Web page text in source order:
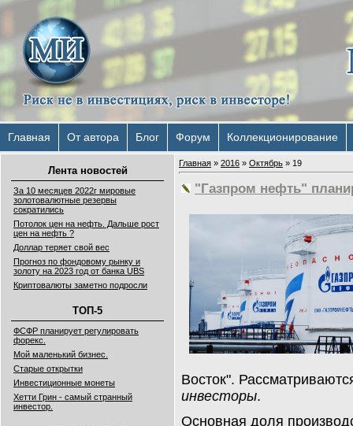
Главная От автора Блог Форум Коллекционирование
Лента новостей
За 10 месяцев 2022г мировые
золотовалютные резервы
сократились
Потолок цен на нефть. Дальше рост
цен на нефть ?
Доллар теряет свой вес
Прогноз по фондовому рынку и
золоту на 2023 год от банка UBS
Криптовалюты заметно подросли
ТОП-5
ФСФР планирует регулировать
форекс.
Мой маленький бизнес.
Старые открытки
Инвестиционные монеты
Хетти Грин - самый странный
инвестор.
Главная » 2016 » Октябрь » 19
"Газпром нефть"
Восток".
инвесторы.
Основная доля